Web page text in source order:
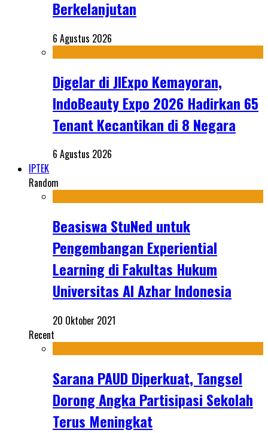
Berkelanjutan
6 Agustus 2026
Digelar di JIExpo Kemayoran,
IndoBeauty Expo 2026 Hadirkan 65
Tenant Kecantikan di 8 Negara
6 Agustus 2026
IPTEK
Random
Beasiswa StuNed untuk
Pengembangan Experiential
Learning di Fakultas Hukum
Universitas Al Azhar Indonesia
20 Oktober 2021
Recent
Sarana PAUD Diperkuat, Tangsel
Dorong Angka Partisipasi Sekolah
Terus Meningkat